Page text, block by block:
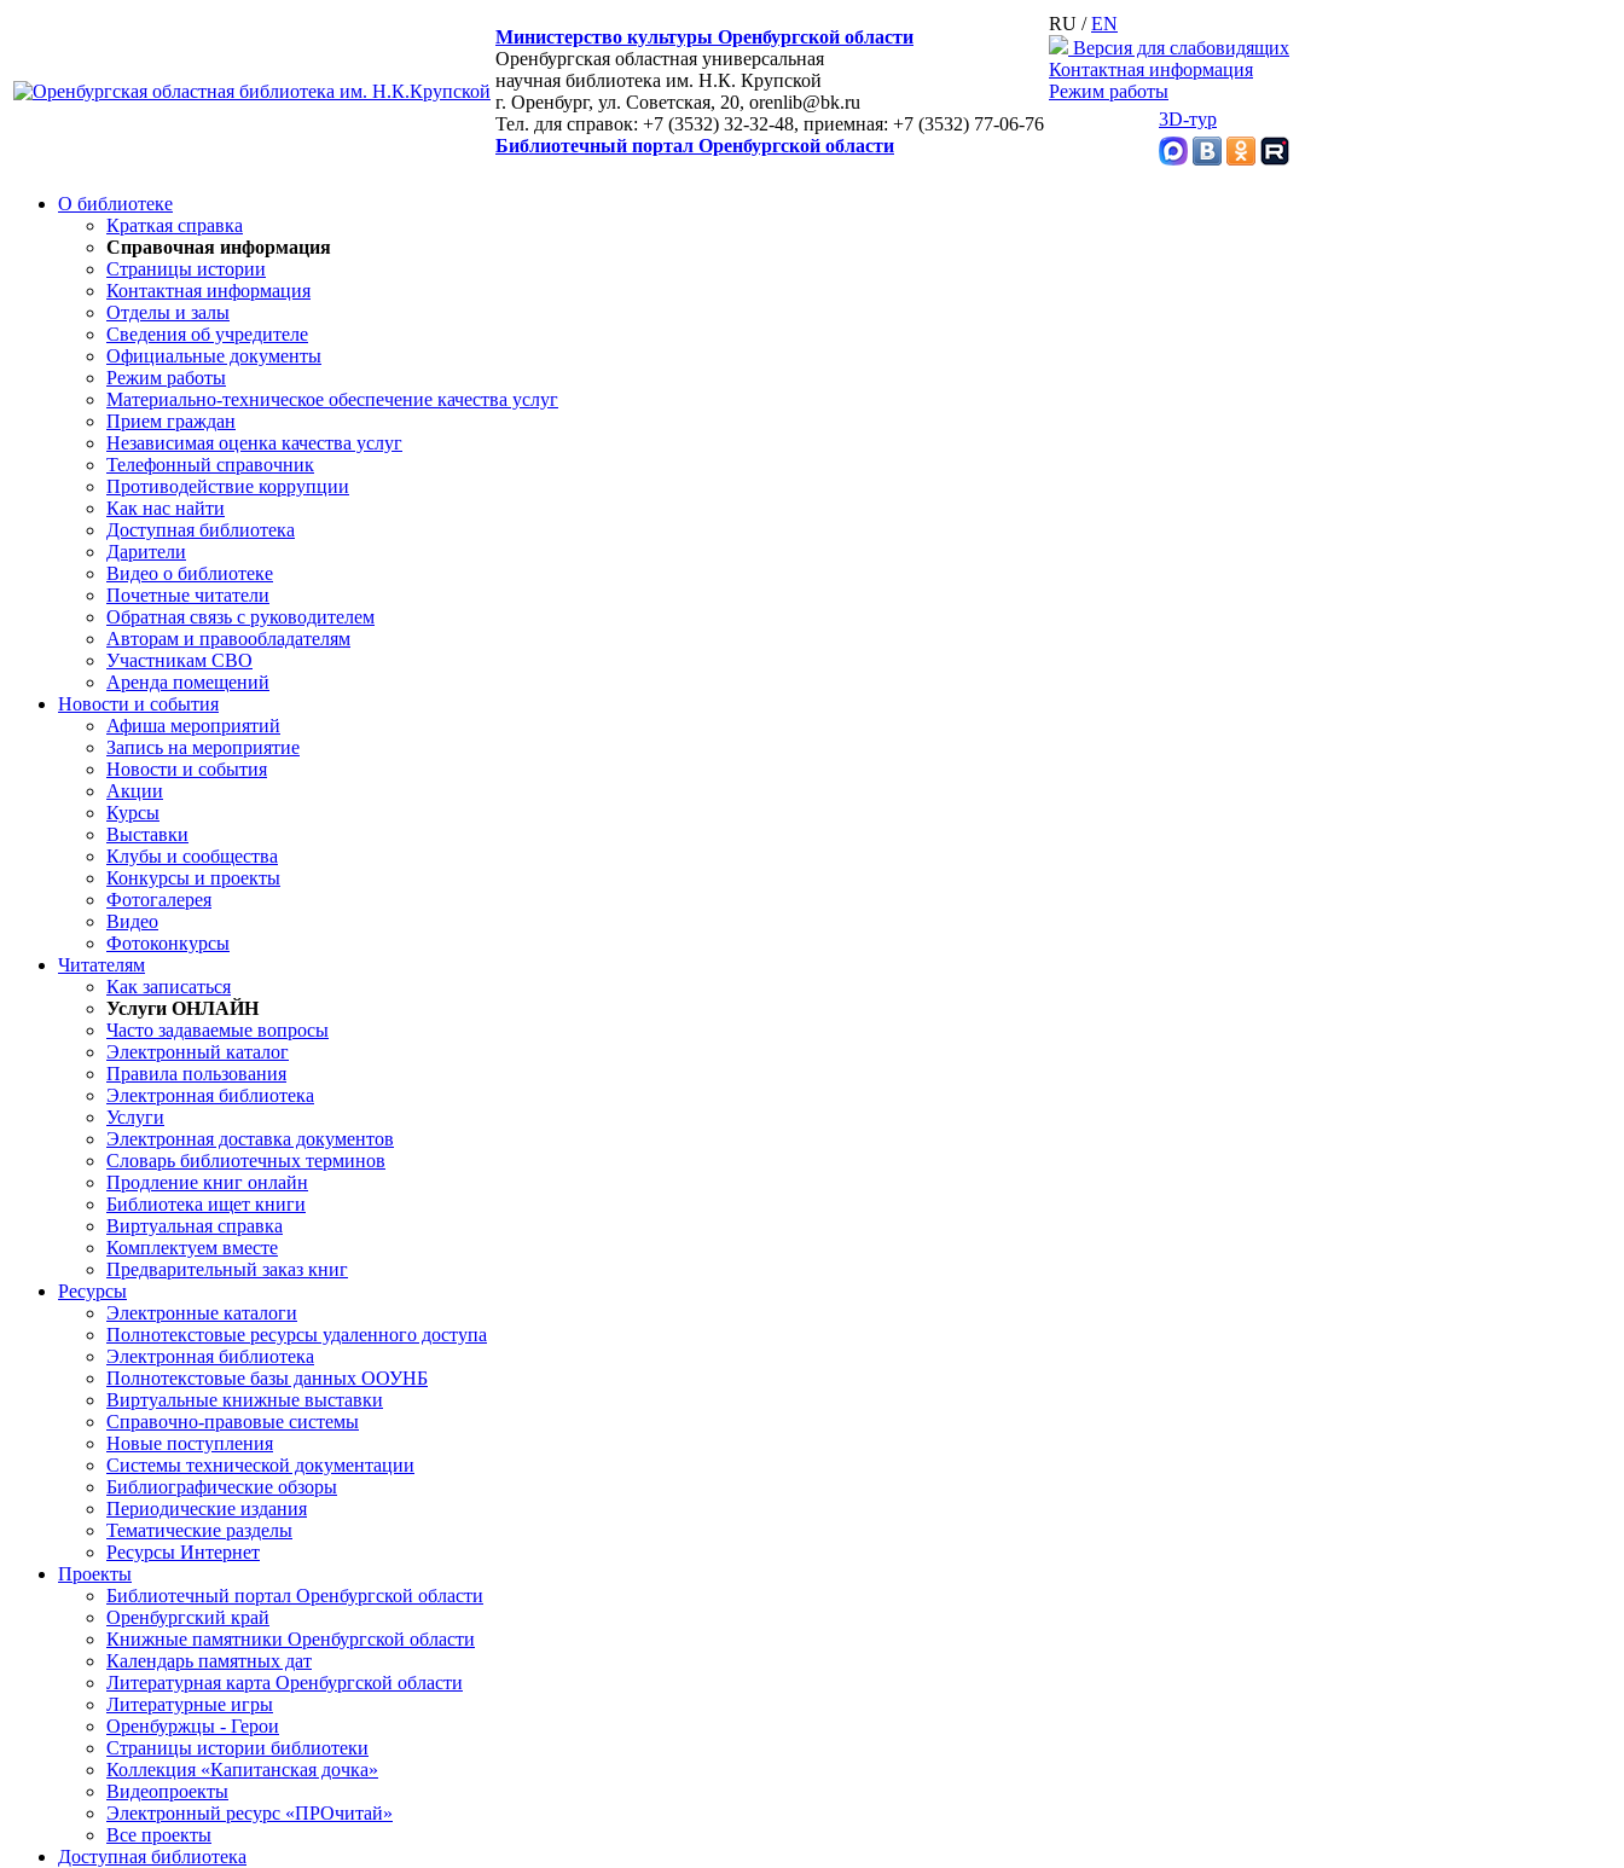
Министерство культуры Оренбургской области
Оренбургская областная универсальная
научная библиотека им. Н.К. Крупской
г. Оренбург, ул. Советская, 20, orenlib@bk.ru
Тел. для справок: +7 (3532) 32-32-48, приемная: +7 (3532) 77-06-76
Библиотечный портал Оренбургской области
RU /EN
Версия для слабовидящих
Контактная информация
Режим работы
3D-тур
О библиотеке
Краткая справка
Справочная информация
Страницы истории
Контактная информация
Отделы и залы
Сведения об учредителе
Официальные документы
Режим работы
Материально-техническое обеспечение качества услуг
Прием граждан
Независимая оценка качества услуг
Телефонный справочник
Противодействие коррупции
Как нас найти
Доступная библиотека
Дарители
Видео о библиотеке
Почетные читатели
Обратная связь с руководителем
Авторам и правообладателям
Участникам СВО
Аренда помещений
Новости и события
Афиша мероприятий
Запись на мероприятие
Новости и события
Акции
Курсы
Выставки
Клубы и сообщества
Конкурсы и проекты
Фотогалерея
Видео
Фотоконкурсы
Читателям
Как записаться
Услуги ОНЛАЙН
Часто задаваемые вопросы
Электронный каталог
Правила пользования
Электронная библиотека
Услуги
Электронная доставка документов
Словарь библиотечных терминов
Продление книг онлайн
Библиотека ищет книги
Виртуальная справка
Комплектуем вместе
Предварительный заказ книг
Ресурсы
Электронные каталоги
Полнотекстовые ресурсы удаленного доступа
Электронная библиотека
Полнотекстовые базы данных ООУНБ
Виртуальные книжные выставки
Справочно-правовые системы
Новые поступления
Cистемы технической документации
Библиографические обзоры
Периодические издания
Тематические разделы
Ресурсы Интернет
Проекты
Библиотечный портал Оренбургской области
Оренбургский край
Книжные памятники Оренбургской области
Календарь памятных дат
Литературная карта Оренбургской области
Литературные игры
Оренбуржцы - Герои
Страницы истории библиотеки
Коллекция «Капитанская дочка»
Видеопроекты
Электронный ресурс «ПРОчитай»
Все проекты
Доступная библиотека